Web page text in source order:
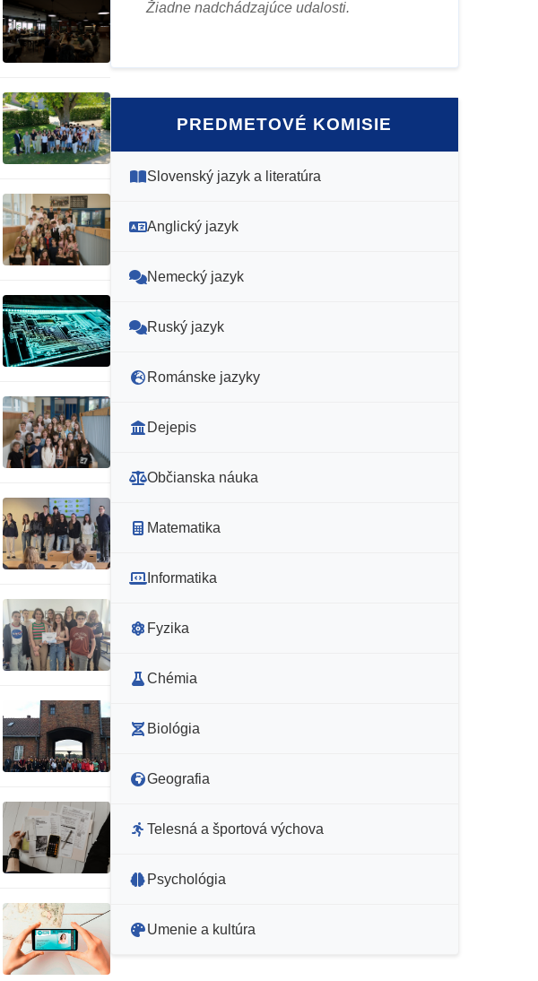
Žiadne nadchádzajúce udalosti.
PREDMETOVÉ KOMISIE
Slovenský jazyk a literatúra
Anglický jazyk
Nemecký jazyk
Ruský jazyk
Románske jazyky
Dejepis
Občianska náuka
Matematika
Informatika
Fyzika
Chémia
Biológia
Geografia
Telesná a športová výchova
Psychológia
Umenie a kultúra